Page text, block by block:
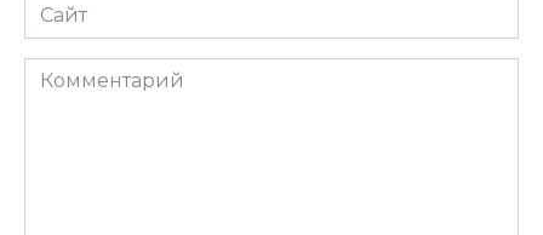
Сайт
Комментарий